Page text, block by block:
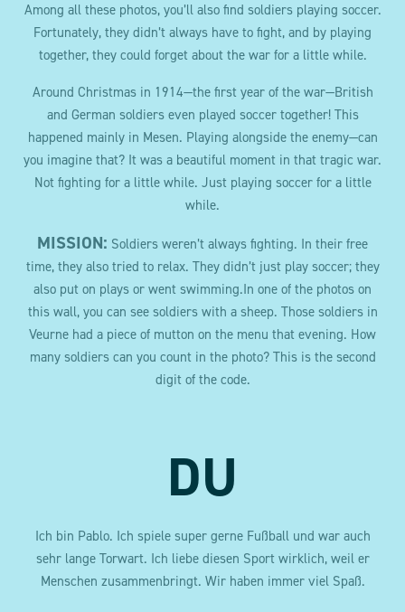
Among all these photos, you’ll also find soldiers playing soccer.
Fortunately, they didn’t always have to fight, and by playing
together, they could forget about the war for a little while.
Around Christmas in 1914—the first year of the war—British
and German soldiers even played soccer together! This
happened mainly in Mesen. Playing alongside the enemy—can
you imagine that? It was a beautiful moment in that tragic war.
Not fighting for a little while. Just playing soccer for a little
while.
MISSION: Soldiers weren’t always fighting. In their free
time, they also tried to relax. They didn’t just play soccer; they
also put on plays or went swimming.In one of the photos on
this wall, you can see soldiers with a sheep. Those soldiers in
Veurne had a piece of mutton on the menu that evening. How
many soldiers can you count in the photo? This is the second
digit of the code.
DU
Ich bin Pablo. Ich spiele super gerne Fußball und war auch
sehr lange Torwart. Ich liebe diesen Sport wirklich, weil er
Menschen zusammenbringt. Wir haben immer viel Spaß.